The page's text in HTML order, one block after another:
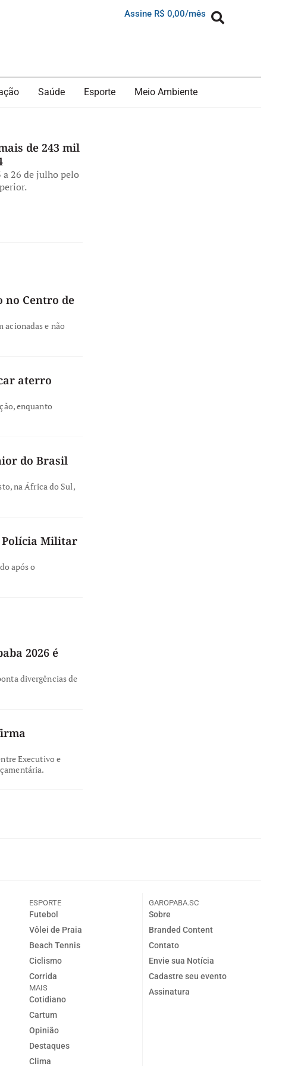
Assine R$ 0,00/mês
Saúde Esporte Meio Ambiente
de 243 mil
a 26 de julho pelo
no Centro de
acionadas e não
aterro
enquanto
do Brasil
na África do Sul,
Polícia Militar
após o
2026 é
divergências de
Executivo e
ESPORTE
Futebol
Vôlei de Praia
Beach Tennis
Ciclismo
Corrida
MAIS
Cotidiano
Cartum
Opinião
Destaques
Clima
GAROPABA.SC
Sobre
Branded Content
Contato
Envie sua Notícia
Cadastre seu evento
Assinatura